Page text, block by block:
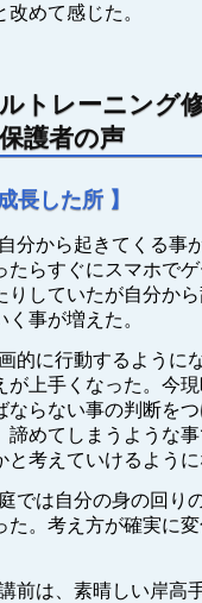
改めて感じた。
トレーニング
護者の声
長した所 】
分から起きてくる事
たらすぐにスマホで
りしていたが自分か
く事が増えた。
的に行動するように
が上手くなった。今
ならない事の判断を
諦めてしまうような
と考えていけるように
では自分の身の回り
た。考え方が確実に
前は、素晴しい岸高